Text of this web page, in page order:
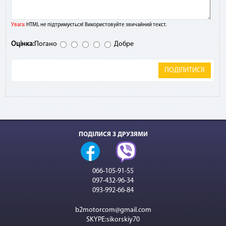
Увага:HTML не підтримується! Використовуйте звичайний текст.
Оцінка:Погано Добре
ПОДІЛИТИСЯ
ПОДІЛИСЯ З ДРУЗЯМИ
066-105-91-55
097-432-96-34
093-992-66-84
b2motorcom@gmail.com
SKYPE:sikorskiy70